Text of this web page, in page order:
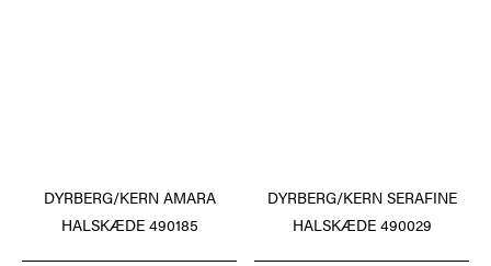
DYRBERG/KERN AMARA
HALSKÆDE 490185
DYRBERG/KERN SERAFINE
HALSKÆDE 490029